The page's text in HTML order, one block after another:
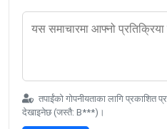
तपाईंको गोपनीयताका लागि प्रकाशित
देखाइनेछ (जस्तै: B***)।